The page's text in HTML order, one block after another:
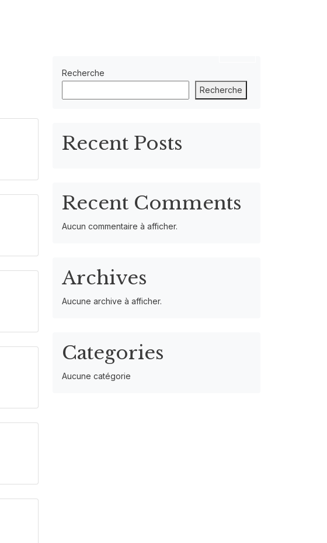
Recherche
Recherche
Recent Posts
Recent Comments
Aucun commentaire à afficher.
Archives
Aucune archive à afficher.
Categories
Aucune catégorie